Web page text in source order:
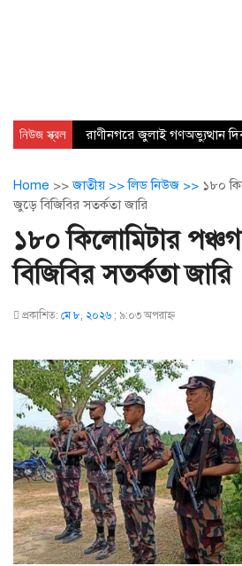
নিউজ স্ক্রল রাণীনগরে জুলাই গণঅভ্যুত্থান
Home >>জাতীয় >>লিড নিউজ >> ১৮০
জুড়ে বিজিবির সতর্কতা জারি
১৮০ কিলোমিটার
বিজিবির সতর্কতা জারি
প্রকাশিত: মে ৮, ২০২৬ ; ৯:০৩ অপরাহ্ণ